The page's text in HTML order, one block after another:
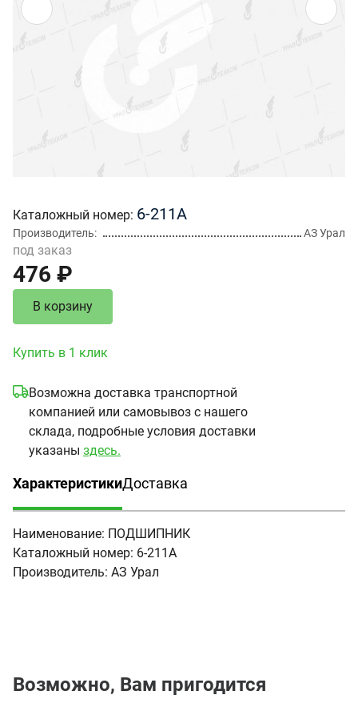
Каталожный номер 6-211А
Производитель АЗ Урал
под заказ
476 ₽
В корзину
Купить в 1 клик
Возможна доставка транспортной
компанией или самовывоз с нашего
склада, подробные условия доставки
указаны здесь.
Характеристики
(активная вкладка)
Доставка
Наименование: ПОДШИПНИК
Каталожный номер: 6-211А
Производитель: АЗ Урал
Возможно, Вам пригодится